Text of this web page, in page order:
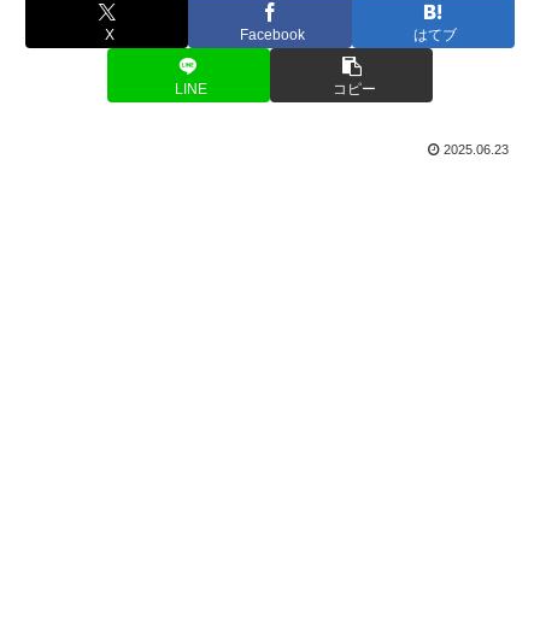
X Facebook はてブ
LINE コピー
2025.06.23